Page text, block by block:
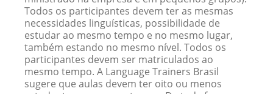
Todos os participantes devem ter as mesmas
necessidades linguísticas, possibilidade de
estudar ao mesmo tempo e no mesmo lugar,
também estando no mesmo nível. Todos os
participantes devem ser matriculados ao
mesmo tempo. A Language Trainers Brasil
sugere que aulas devem ter oito ou menos